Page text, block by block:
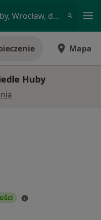
Psycholog • Osiedle Huby, Wrocław, dolnośląskie
Mapa
Huby